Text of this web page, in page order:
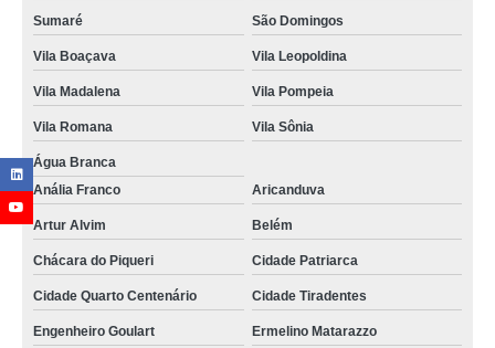
Sumaré São Domingos
Vila Boaçava Vila Leopoldina
Vila Madalena Vila Pompeia
Vila Romana Vila Sônia
Água Branca
Anália Franco
Aricanduva
Artur Alvim Belém
Chácara do Piqueri Cidade Patriarca
Cidade Quarto Centenário Cidade Tiradentes
Engenheiro Goulart Ermelino Matarazzo